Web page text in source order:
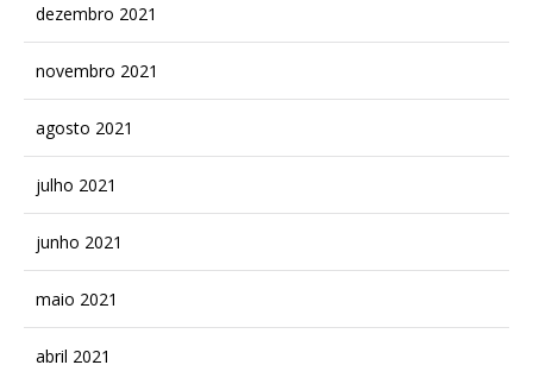
dezembro 2021
novembro 2021
agosto 2021
julho 2021
junho 2021
maio 2021
abril 2021